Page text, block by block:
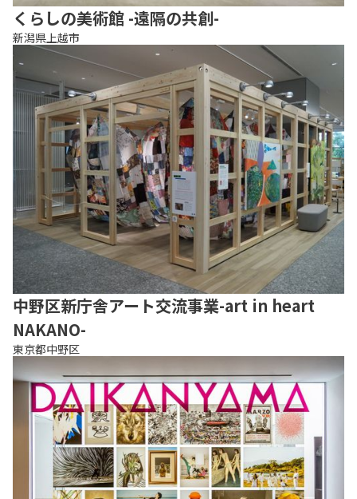
くらしの美術館 -遠隔の共創-
新潟県上越市
中野区新庁舎アート交流事業-art in heart
NAKANO-
東京都中野区